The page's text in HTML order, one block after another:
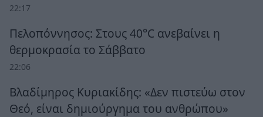
22:17
Πελοπόννησος: Στους 40°C ανεβαίνει η
θερμοκρασία το Σάββατο
22:06
Βλαδίμηρος Κυριακίδης: «Δεν πιστεύω στον
Θεό, είναι δημιούργημα του ανθρώπου»